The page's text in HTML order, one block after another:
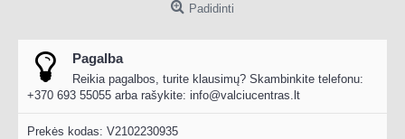
Padidinti
Pagalba
Reikia pagalbos, turite klausimų? Skambinkite telefonu:
+370 693 55055 arba rašykite: info@valciucentras.lt
Prekės kodas: V2102230935